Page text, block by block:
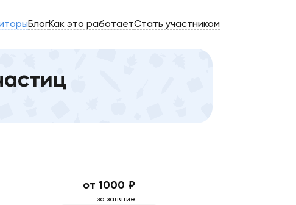
БлогКак это работаетСтать участником
от 1000 ₽
за занятие